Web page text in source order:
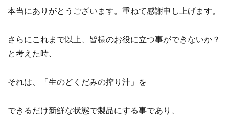
本当にありがとうございます。重ねて感謝申し上げます。
さらにこれまで以上、皆様のお役に立つ事ができないか？
と考えた時、
それは、「生のどくだみの搾り汁」を
できるだけ新鮮な状態で製品にする事であり、